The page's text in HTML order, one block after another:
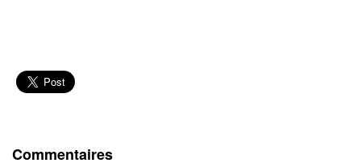
Commentaires